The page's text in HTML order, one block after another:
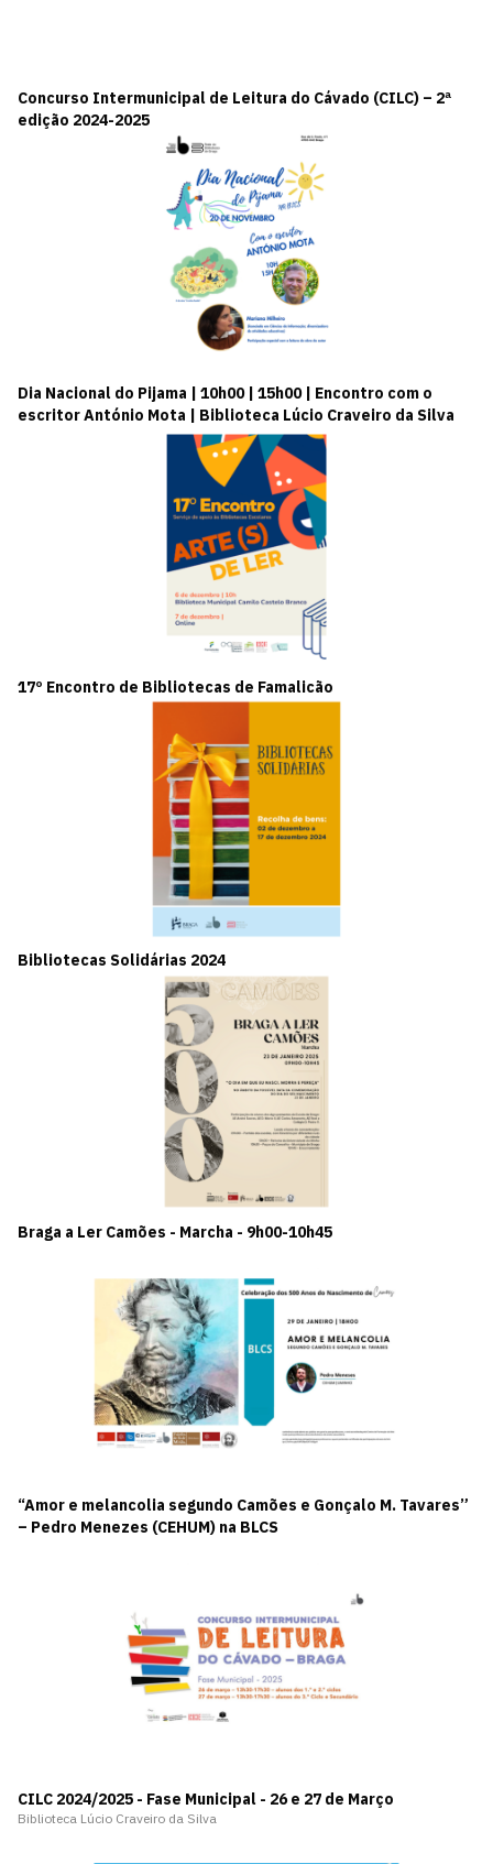
Concurso Intermunicipal de Leitura do Cávado (CILC) – 2ª
edição 2024-2025
Dia Nacional do Pijama | 10h00 | 15h00 | Encontro com o
escritor António Mota | Biblioteca Lúcio Craveiro da Silva
17º Encontro de Bibliotecas de Famalicão
Bibliotecas Solidárias 2024
Braga a Ler Camões - Marcha - 9h00-10h45
“Amor e melancolia segundo Camões e Gonçalo M. Tavares”
– Pedro Menezes (CEHUM) na BLCS
CILC 2024/2025 - Fase Municipal - 26 e 27 de Março
Biblioteca Lúcio Craveiro da Silva